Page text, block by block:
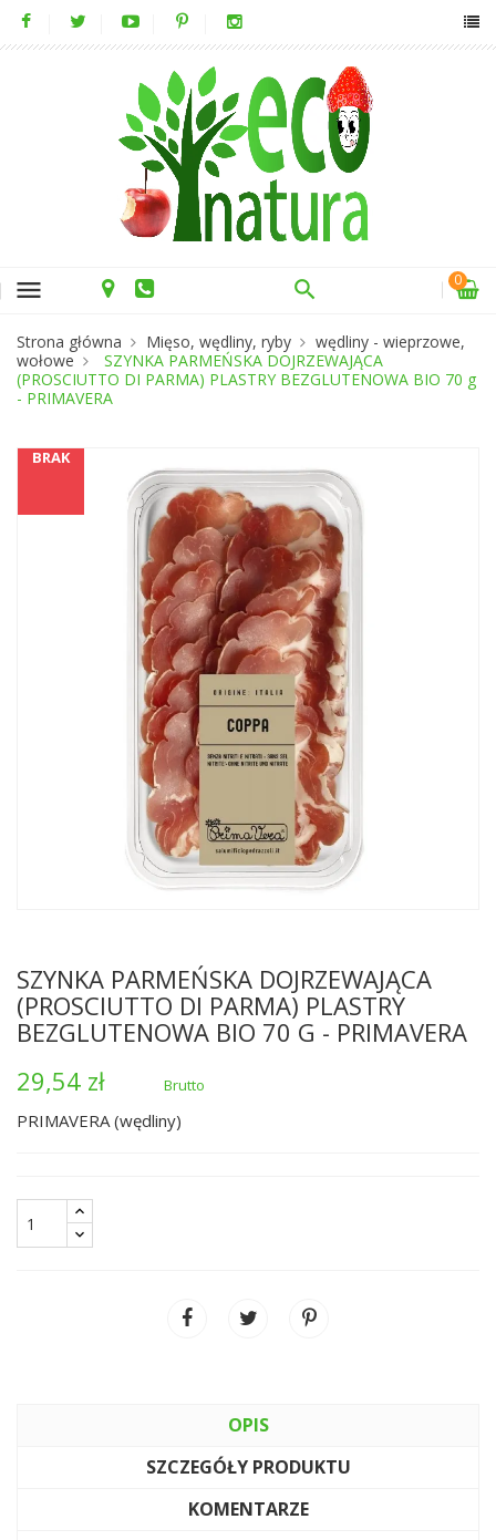
menu 0
Strona główna Mięso, wędliny, ryby
wędliny - wieprzowe,
wołowe
SZYNKA PARMEŃSKA DOJRZEWAJĄCA
(PROSCIUTTO DI PARMA) PLASTRY BEZGLUTENOWA BIO 70 g
- PRIMAVERA
BRAK
SZYNKA PARMEŃSKA DOJRZEWAJĄCA
(PROSCIUTTO DI PARMA) PLASTRY
BEZGLUTENOWA BIO 70 G - PRIMAVERA
29,54 zł
Brutto
PRIMAVERA (wędliny)
OPIS
SZCZEGÓŁY PRODUKTU
KOMENTARZE